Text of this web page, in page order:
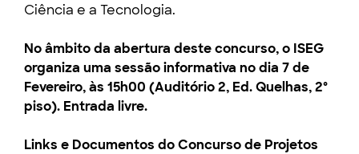
Ciência e a Tecnologia.
No âmbito da abertura deste concurso, o ISEG
organiza uma sessão informativa no dia 7 de
Fevereiro, às 15h00 (Auditório 2, Ed. Quelhas, 2º
piso). Entrada livre.
Links e Documentos do Concurso de Projetos